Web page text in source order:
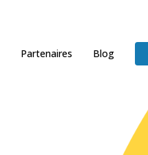
Partenaires Blog